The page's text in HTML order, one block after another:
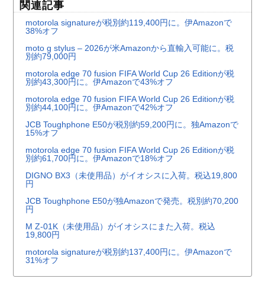
関連記事
motorola signatureが税別約119,400円に。伊Amazonで
38%オフ
moto g stylus – 2026が米Amazonから直輸入可能に。税
別約79,000円
motorola edge 70 fusion FIFA World Cup 26 Editionが税
別約43,300円に。伊Amazonで43%オフ
motorola edge 70 fusion FIFA World Cup 26 Editionが税
別約44,100円に。伊Amazonで42%オフ
JCB Toughphone E50が税別約59,200円に。独Amazonで
15%オフ
motorola edge 70 fusion FIFA World Cup 26 Editionが税
別約61,700円に。伊Amazonで18%オフ
DIGNO BX3（未使用品）がイオシスに入荷。税込19,800
円
JCB Toughphone E50が独Amazonで発売。税別約70,200
円
M Z-01K（未使用品）がイオシスにまた入荷。税込
19,800円
motorola signatureが税別約137,400円に。伊Amazonで
31%オフ